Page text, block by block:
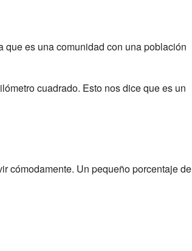
es una comunidad con una población
cuadrado. Esto nos dice que es un
cómodamente. Un pequeño porcentaje de